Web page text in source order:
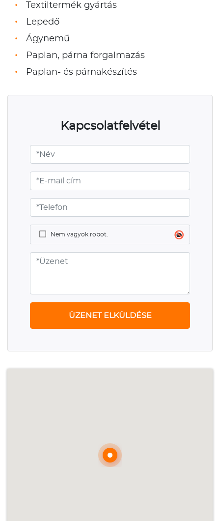
Textiltermék gyártás
Lepedő
Ágynemű
Paplan, párna forgalmazás
Paplan- és párnakészítés
Kapcsolatfelvétel
Nem vagyok robot.
ÜZENET ELKÜLDÉSE